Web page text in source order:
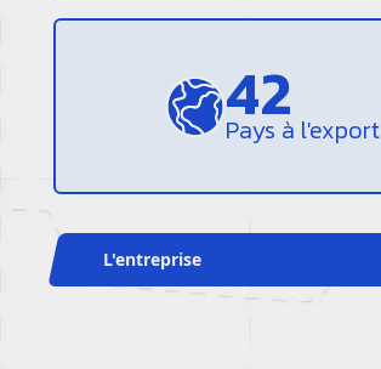
50
Pays à l'export
L'entreprise